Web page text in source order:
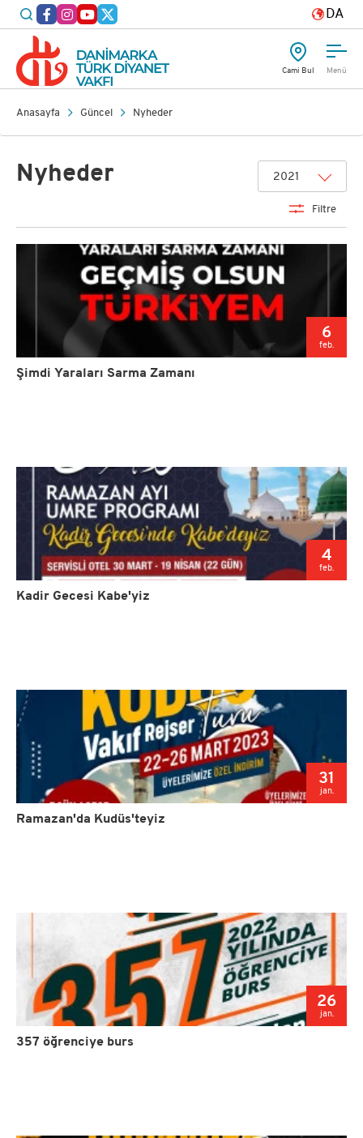
DA
Menü
Cami Bul
Anasayfa Güncel Nyheder
Nyheder 2021
Filtre
6
feb.
Şimdi Yaraları Sarma Zamanı
4
feb.
Kadir Gecesi Kabe'yiz
31
jan.
Ramazan'da Kudüs'teyiz
26
jan.
357 öğrenciye burs